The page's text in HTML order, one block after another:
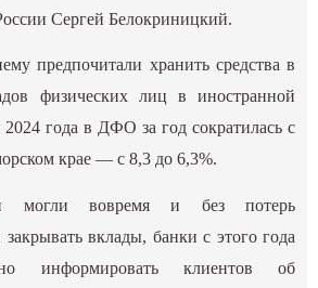
Сергей Белокриницкий.
предпочитали хранить средства в
физических лиц в иностранной
года в ДФО за год сократилась с
крае — с 8,3 до 6,3%.
могли вовремя и без потерь
вклады, банки с этого года
информировать клиентов об